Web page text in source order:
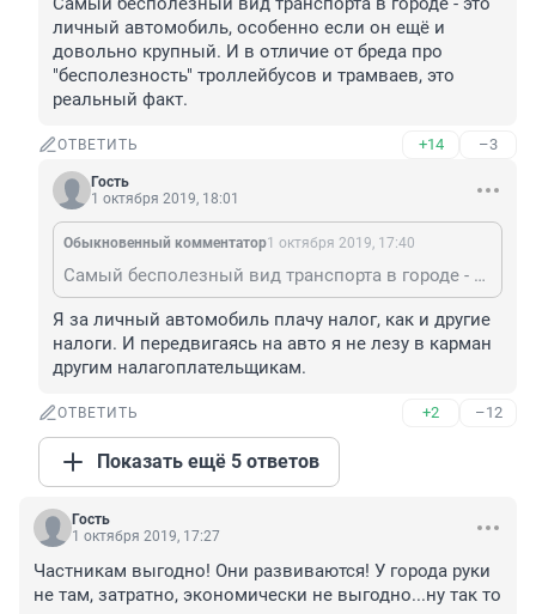
личный автомобиль, особенно если он ещё и
довольно крупный. И в отличие от бреда про
"бесполезность" троллейбусов и трамваев, это
реальный факт.
ОТВЕТИТЬ +14 –3
Гость
1 октября 2019, 18:01
Обыкновенный комментатор1 октября 2019, 17:40
Самый бесполезный вид транспорта в городе - это личный автомобиль, особенно если он ещё и довольно крупный. И в отличие от бреда про "бесполезность" троллейбусов и трамваев, это реальный факт.
Я за личный автомобиль плачу налог, как и другие
налоги. И передвигаясь на авто я не лезу в карман
другим налагоплательщикам.
ОТВЕТИТЬ +2 –12
Показать ещё 5 ответов
Гость
1 октября 2019, 17:27
Частникам выгодно! Они развиваются! У города руки
не там, затратно, экономически не выгодно...ну так то